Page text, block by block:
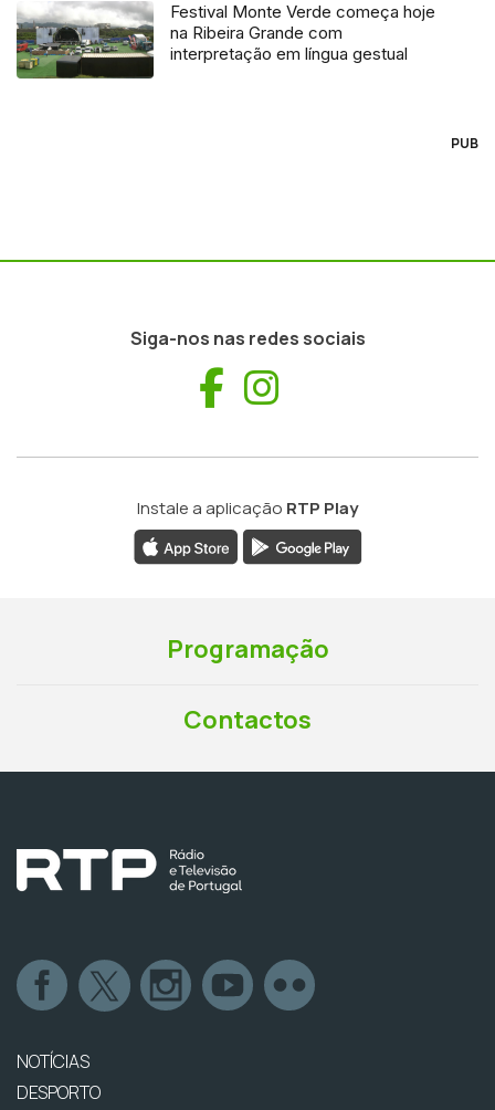
Festival Monte Verde começa hoje
na Ribeira Grande com
interpretação em língua gestual
PUB
Siga-nos nas redes sociais
Facebook
Instale a aplicação RTP Play
Programação
Contactos
NOTÍCIAS
DESPORTO